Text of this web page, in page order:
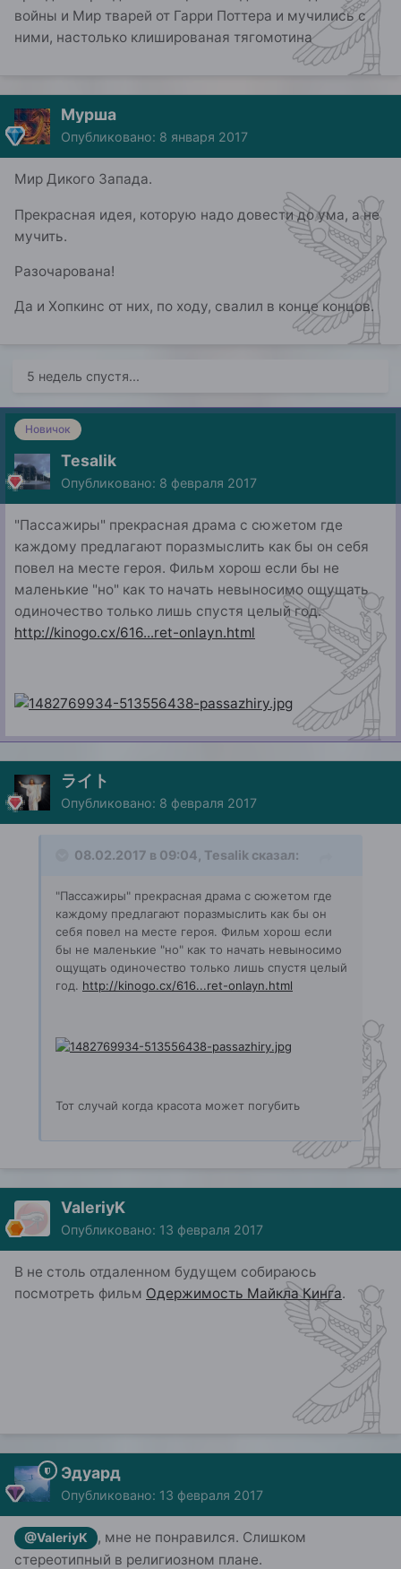
войны и Мир тварей от Гарри Поттера и мучились с
ними, настолько клишированая тягомотина
Мурша
Опубликовано: 8 января 2017
Мир Дикого Запада.
Прекрасная идея, которую надо довести до ума, а не
мучить.
Разочарована!
Да и Хопкинс от них, по ходу, свалил в конце концов.
5 недель спустя...
Новичок
Tesalik
Опубликовано: 8 февраля 2017
"Пассажиры" прекрасная драма с сюжетом где
каждому предлагают поразмыслить как бы он себя
повел на месте героя. Фильм хорош если бы не
маленькие "но" как то начать невыносимо ощущать
одиночество только лишь спустя целый год.
http://kinogo.cx/616...ret-onlayn.html
ライト
Опубликовано: 8 февраля 2017
08.02.2017 в 09:04, Tesalik сказал:
"Пассажиры" прекрасная драма с сюжетом где
каждому предлагают поразмыслить как бы он
себя повел на месте героя. Фильм хорош если
бы не маленькие "но" как то начать невыносимо
ощущать одиночество только лишь спустя целый
год. http://kinogo.cx/616...ret-onlayn.html
Тот случай когда красота может погубить
ValeriyK
Опубликовано: 13 февраля 2017
В не столь отдаленном будущем собираюсь
посмотреть фильм Одержимость Майкла Кинга.
Эдуард
Опубликовано: 13 февраля 2017
@ValeriyK
, мне не понравился. Слишком
стереотипный в религиозном плане.